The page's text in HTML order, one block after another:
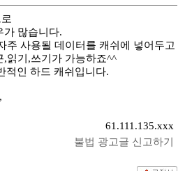
가 많습니다.
주 사용될 데이터를 캐쉬에 넣어두고
읽기,쓰기가 가능하죠^^
적인 하드 캐쉬입니다.
61.111.135.xxx
불법 광고글 신고하기